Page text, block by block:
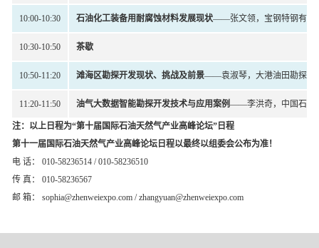
10:00-10:30 石油化工装备用耐腐蚀材料发展现状——张文领，宝钢特钢有限
10:30-10:50 茶歇
10:50-11:20 滩海区勘探开发现状、挑战及前景——袁淑琴，大港油田勘探开
11:20-11:50 油气大数据智能勘探开发技术与应用案例——李洪奇，中国石油
注：以上日程为“第十届国际石油天然气产业高峰论坛”日程
第十一届国际石油天然气产业高峰论坛日程以最终以组委会公布为准！
电 话： 010-58236514 / 010-58236510
传 真： 010-58236567
邮 箱： sophia@zhenweiexpo.com / zhangyuan@zhenweiexpo.com